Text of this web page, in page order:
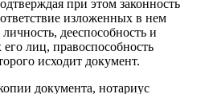
при этом законность
изложенных в нем
дееспособность и
лиц, правоспособность
исходит документ.
документа, нотариус